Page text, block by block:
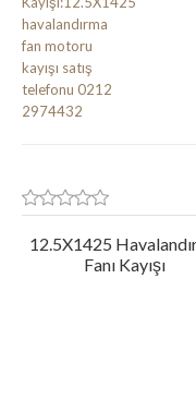
12.5X1425
Fanı Kayışı